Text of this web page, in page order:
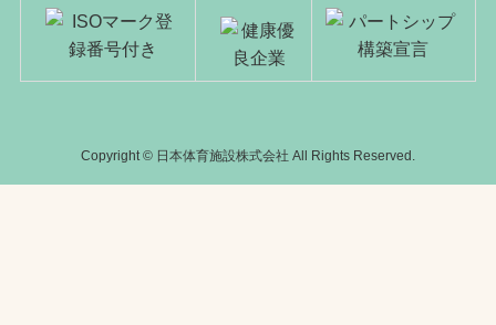
Copyright © 日本体育施設株式会社 All Rights Reserved.